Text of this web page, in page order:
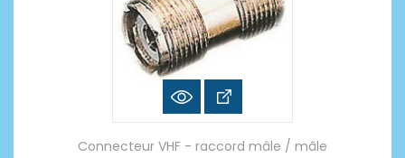
Connecteur VHF - raccord mâle / mâle